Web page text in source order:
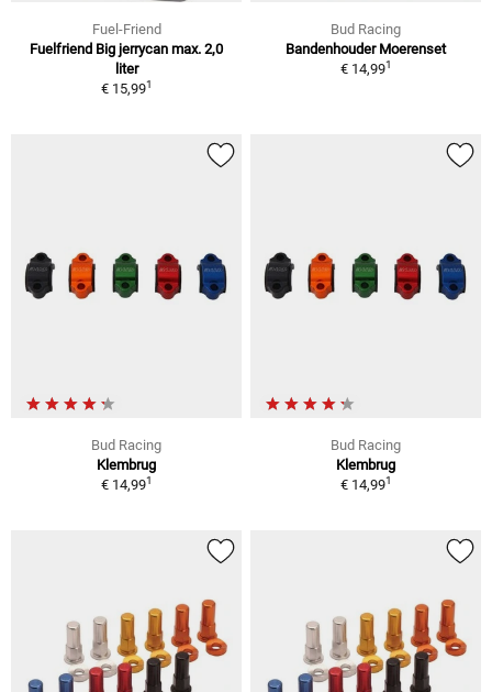
Fuel-Friend
Fuelfriend Big jerrycan max. 2,0
liter
€ 15,991
Bud Racing
Bandenhouder Moerenset
€ 14,991
Bud Racing
Klembrug
€ 14,991
Bud Racing
Klembrug
€ 14,991